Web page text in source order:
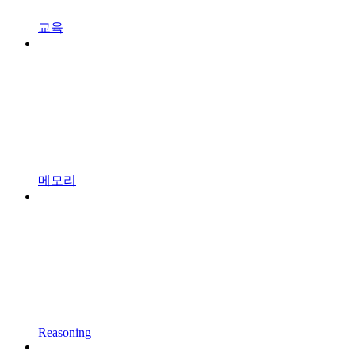
교육
메모리
Reasoning